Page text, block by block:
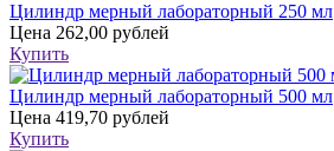
Цилиндр мерный лабораторный 250 мл
Цена 262,00 рублей
Купить
Цилиндр мерный лабораторный 500 мл
Цена 419,70 рублей
Купить